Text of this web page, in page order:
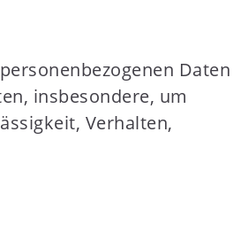
Daten
insbesondere, um
Verhalten,